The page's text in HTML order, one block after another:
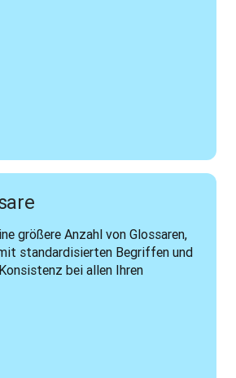
größere Anzahl von Glossaren,
standardisierten Begriffen und
bei allen Ihren